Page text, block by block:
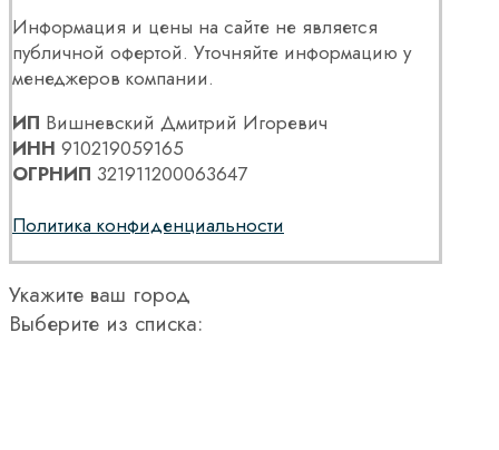
Информация и цены на сайте не является
публичной офертой. Уточняйте информацию у
менеджеров компании.
ИП Вишневский Дмитрий Игоревич
ИНН 910219059165
ОГРНИП 321911200063647
Политика конфиденциальности
Укажите ваш город
Выберите из списка: